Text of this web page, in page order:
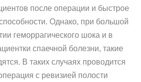
после операции и быстрое
Однако, при большой
геморрагического шока и в
спаечной болезни, такие
В таких случаях проводится
с ревизией полости